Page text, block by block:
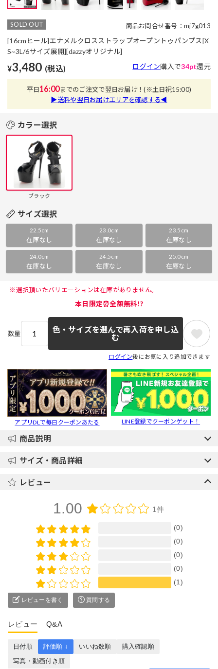
SOLD OUT 商品お問合せ番号：mj7g013
[16cmヒール]エナメルクロスストラップオープントゥパンプス[X
S~3L/6サイズ展開][dazzyオリジナル]
¥3,480 (税込) ログイン購入で34pt還元
平日16:00までのご注文で翌日お届け！(※土日祝15:00)
▶送料や翌日お届けエリアを確認する◀
カラー選択
ブラック
サイズ選択
22.5cm
在庫なし
23.0cm
在庫なし
23.5cm
在庫なし
24.0cm
在庫なし
24.5cm
在庫なし
25.0cm
在庫なし
※選択頂いたバリエーションは在庫がありません。
本日限定⏰全額無料!?
数量
色・サイズを選んで再入荷を申し込
む
ログイン後にお気に入り追加できます
アプリDLで毎日クーポンあたる LINE登録でクーポンゲット！
商品説明
サイズ・商品詳細
レビュー
1.00 1件
(0)
(0)
(0)
(0)
(1)
レビューを書く 質問する
レビュー Q&A
日付順 評価順 ↓ いいね数順
購入確認順
写真・動画付き順